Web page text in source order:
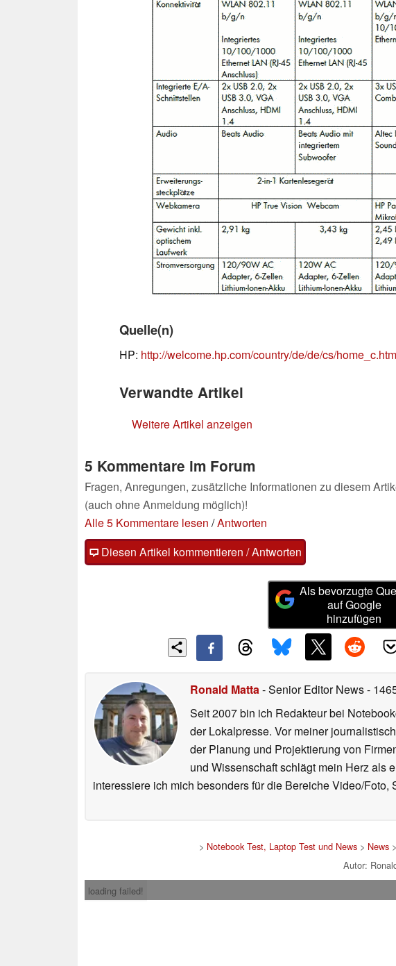
Quelle(n)
HP: http://welcome.hp.com/country/de/de/cs/
Verwandte Artikel
Weitere Artikel anzeigen
5 Kommentare im Forum
Fragen, Anregungen, zusätzliche Informationen zu diesem
(auch ohne Anmeldung möglich)!
Alle 5 Kommentare lesen /Antworten
Diesen Artikel kommentieren / Antworten
Als bevorzugte
auf Google
hinzufügen
Ronald Matta- Senior Editor News-
Seit 2007 bin ich Redakteur bei
der Lokalpresse. Vor meiner
der Planung und Projektierung von
und Wissenschaft schlägt mein Herz als
interessiere ich mich besonders für die Bereiche Video/Foto,
> Notebook Test, Laptop Test und News> News>
Autor:
loading failed!